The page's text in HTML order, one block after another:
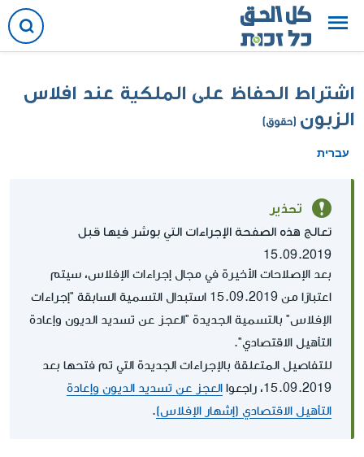
اشتراط الحفاظ على الملكية عند افلاس
الزبون (حقوق)
עברית
تحذير
تعالج هذه الصفحة الإجراءات التي بوشر فيها قبل
15.09.2019
بعد الإصلاحات الأخيرة في مجال إجراءات الإفلاس، سيتم
اعتبارًا من 15.09.2019 استبدال التسمية السابقة "إجراءات
الإفلاس" بالتسمية الجديدة "العجز عن تسديد الديون وإعادة
التأهيل الاقتصادي".
للتفاصيل المتعلقة بالإجراءات الجديدة التي تم فتحها بعد
15.09.2019، راجعوا
العجز عن تسديد الديون وإعادة
التأهيل الاقتصادي (إشهار الإفلاس).